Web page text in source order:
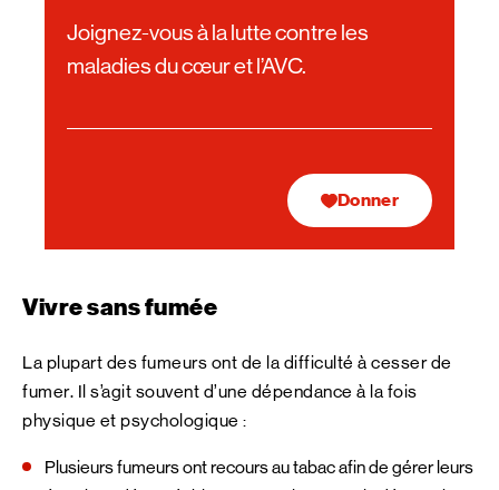
Joignez-vous à la lutte contre les
maladies du cœur et l’AVC.
Donner
Vivre sans fumée
La plupart des fumeurs ont de la difficulté à cesser de
fumer. Il s’agit souvent d’une dépendance à la fois
physique et psychologique :
Plusieurs fumeurs ont recours au tabac afin de gérer leurs